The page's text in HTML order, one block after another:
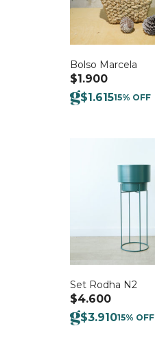
Bolso Marcela
$1.900
$1.61515% OFF
Set Rodha N2
$4.600
$3.91015% OFF